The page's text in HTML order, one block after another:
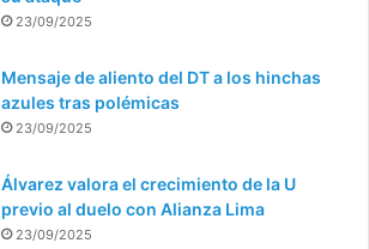
23/09/2025
Mensaje de aliento del DT a los hinchas
azules tras polémicas
23/09/2025
Álvarez valora el crecimiento de la U
previo al duelo con Alianza Lima
23/09/2025